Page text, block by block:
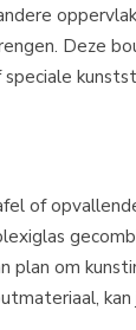
Deze
of
plan om